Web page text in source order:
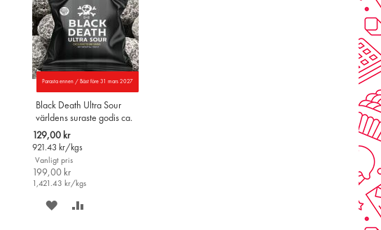
Parasta ennen / Bäst före 31 mars 2027
Black Death Ultra Sour
världens suraste godis ca.
16st
Special
Price
129,00 kr
921.43 kr/kgs
Vanligt pris
199,00 kr
1,421.43 kr/kgs
SPARA